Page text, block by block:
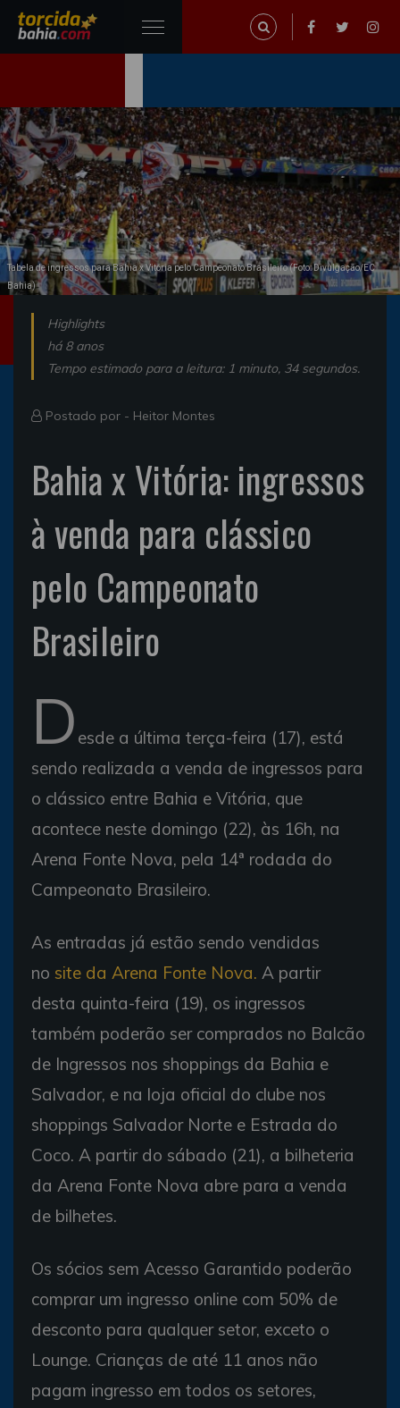
Tabela de ingressos para Bahia x Vitória pelo Campeonato Brasileiro (Foto: Divulgação/EC
Bahia)
Highlights
há 8 anos
Tempo estimado para a leitura: 1 minuto, 34 segundos.
Postado por - Heitor Montes
Bahia x Vitória: ingressos
à venda para clássico
pelo Campeonato
Brasileiro
D esde a última terça-feira (17), está
sendo realizada a venda de ingressos para
o clássico entre Bahia e Vitória, que
acontece neste domingo (22), às 16h, na
Arena Fonte Nova, pela 14ª rodada do
Campeonato Brasileiro.
As entradas já estão sendo vendidas
no site da Arena Fonte Nova. A partir
desta quinta-feira (19), os ingressos
também poderão ser comprados no Balcão
de Ingressos nos shoppings da Bahia e
Salvador, e na loja oficial do clube nos
shoppings Salvador Norte e Estrada do
Coco. A partir do sábado (21), a bilheteria
da Arena Fonte Nova abre para a venda
de bilhetes.
Os sócios sem Acesso Garantido poderão
comprar um ingresso online com 50% de
desconto para qualquer setor, exceto o
Lounge. Crianças de até 11 anos não
pagam ingresso em todos os setores,